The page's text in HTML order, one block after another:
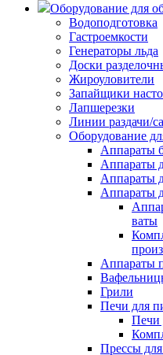
Оборудование для
Водоподготовка
Гастроемкости
Генераторы льда
Доски
Жироуловители
Запайщики
Лапшерезки
Линии раздачи/
Оборудование
Аппараты
Аппараты
Аппараты
Аппараты
ваты
Аппараты
Грили
Печи для
Печи
Прессы для